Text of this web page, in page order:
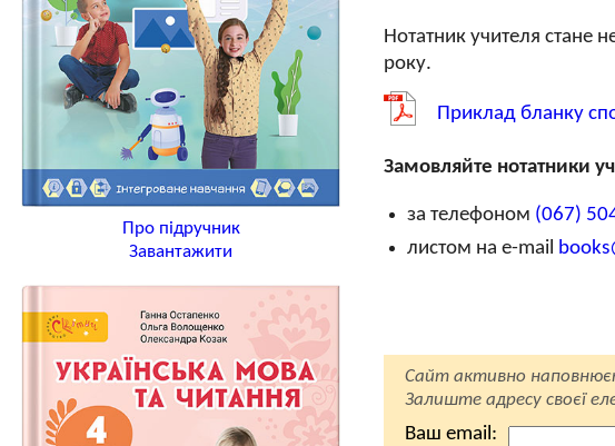
Про підручник
Завантажити
Нотатник учителя стане
року.
Приклад бланку
Замовляйте нотатники
за телефоном (067)
листом на e-mail
Сайт активно
Залиште адресу своєї
Ваш email: